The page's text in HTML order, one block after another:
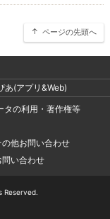
ページの先頭へ
あ(アプリ&Web)
タの利用・著作権等
他お問い合わせ
い合わせ
Reserved.